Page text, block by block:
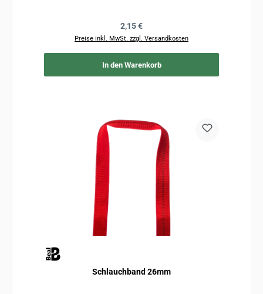
Regulärer Preis:
2,15 €
Preise inkl. MwSt. zzgl. Versandkosten
In den Warenkorb
Schlauchband 26mm